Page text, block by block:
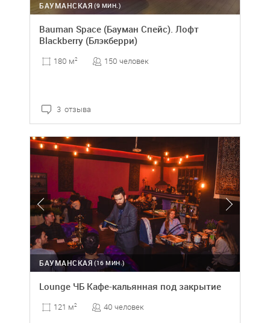
(9 МИН.)
БАУМАНСКАЯ
Bauman Space (Бауман Спейс). Лофт
Blackberry (Блэкберри)
180 м2 150 человек
3 отзыва
(16 МИН.)
БАУМАНСКАЯ
Lounge ЧБ Кафе-кальянная под закрытие
121 м2 40 человек